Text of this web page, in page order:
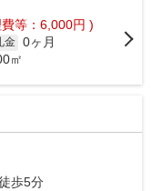
等：6,000円 )
金 0ヶ月
㎡
歩5分